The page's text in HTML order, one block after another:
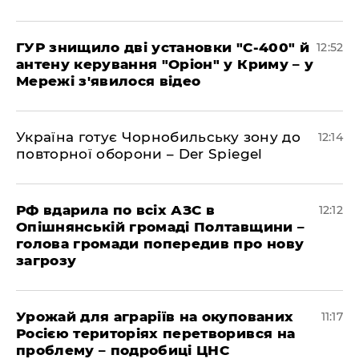
ГУР знищило дві установки "С-400" й
антену керування "Оріон" у Криму – у
Мережі з'явилося відео
12:52
Україна готує Чорнобильську зону до
повторної оборони – Der Spiegel
12:14
РФ вдарила по всіх АЗС в
Опішнянській громаді Полтавщини –
голова громади попередив про нову
загрозу
12:12
Урожай для аграріїв на окупованих
Росією територіях перетворився на
проблему – подробиці ЦНС
11:17